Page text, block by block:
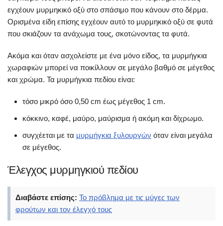
εγχέουν μυρμηκικό οξύ στο σπάσιμο που κάνουν στο δέρμα.
Ορισμένα είδη επίσης εγχέουν αυτό το μυρμηκικό οξύ σε φυτά
που σκιάζουν τα ανάχωμα τους, σκοτώνοντας τα φυτά.
Ακόμα και όταν ασχολείστε με ένα μόνο είδος, τα μυρμήγκια
χωραφιών μπορεί να ποικίλλουν σε μεγάλο βαθμό σε μέγεθος
και χρώμα. Τα μυρμήγκια πεδίου είναι:
τόσο μικρό όσο 0,50 cm έως μέγεθος 1 cm.
κόκκινο, καφέ, μαύρο, μαύρισμα ή ακόμη και δίχρωμο.
συγχέεται με τα μυρμήγκια ξυλουργών όταν είναι μεγάλα
σε μέγεθος.
Έλεγχος μυρμηγκιού πεδίου
Διαβάστε επίσης: Το πρόβλημα με τις μύγες των
φρούτων και τον έλεγχό τους